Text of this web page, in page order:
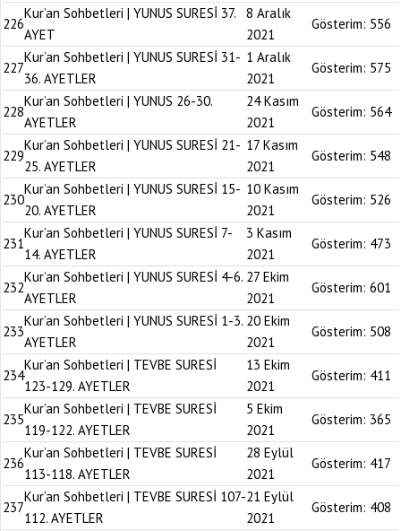
226
Kur’an Sohbetleri | YUNUS SURESİ 37.
AYET
8 Aralık
2021
Gösterim: 556
227
Kur’an Sohbetleri | YUNUS SURESİ 31-
36. AYETLER
1 Aralık
2021
Gösterim: 575
228
Kur’an Sohbetleri | YUNUS 26-30.
AYETLER
24 Kasım
2021
Gösterim: 564
229
Kur’an Sohbetleri | YUNUS SURESİ 21-
25. AYETLER
17 Kasım
2021
Gösterim: 548
230
Kur’an Sohbetleri | YUNUS SURESİ 15-
20. AYETLER
10 Kasım
2021
Gösterim: 526
231
Kur’an Sohbetleri | YUNUS SURESİ 7-
14. AYETLER
3 Kasım
2021
Gösterim: 473
232
Kur’an Sohbetleri | YUNUS SURESİ 4-6.
AYETLER
27 Ekim
2021
Gösterim: 601
233
Kur’an Sohbetleri | YUNUS SURESİ 1-3.
AYETLER
20 Ekim
2021
Gösterim: 508
234
Kur’an Sohbetleri | TEVBE SURESİ
123-129. AYETLER
13 Ekim
2021
Gösterim: 411
235
Kur’an Sohbetleri | TEVBE SURESİ
119-122. AYETLER
5 Ekim
2021
Gösterim: 365
236
Kur’an Sohbetleri | TEVBE SURESİ
113-118. AYETLER
28 Eylül
2021
Gösterim: 417
237
Kur’an Sohbetleri | TEVBE SURESİ 107-
112. AYETLER
21 Eylül
2021
Gösterim: 408